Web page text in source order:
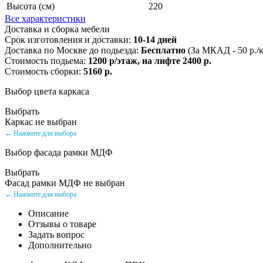
Высота (см)
220
Все характеристики
Доставка и сборка мебели
Срок изготовления и доставки: 10-14 дней
Доставка по Москве до подьезда: Бесплатно (За МКАД - 50 р./
Стоимость подьема: 1200 р/этаж, на лифте 2400 р.
Стоимость сборки: 5160 р.
Выбор цвета каркаса
Выбрать
Каркас не выбран
← Нажмите для выбора
Выбор фасада рамки МДФ
Выбрать
Фасад рамки МДФ не выбран
← Нажмите для выбора
Описание
Отзывы о товаре
Задать вопрос
Дополнительно